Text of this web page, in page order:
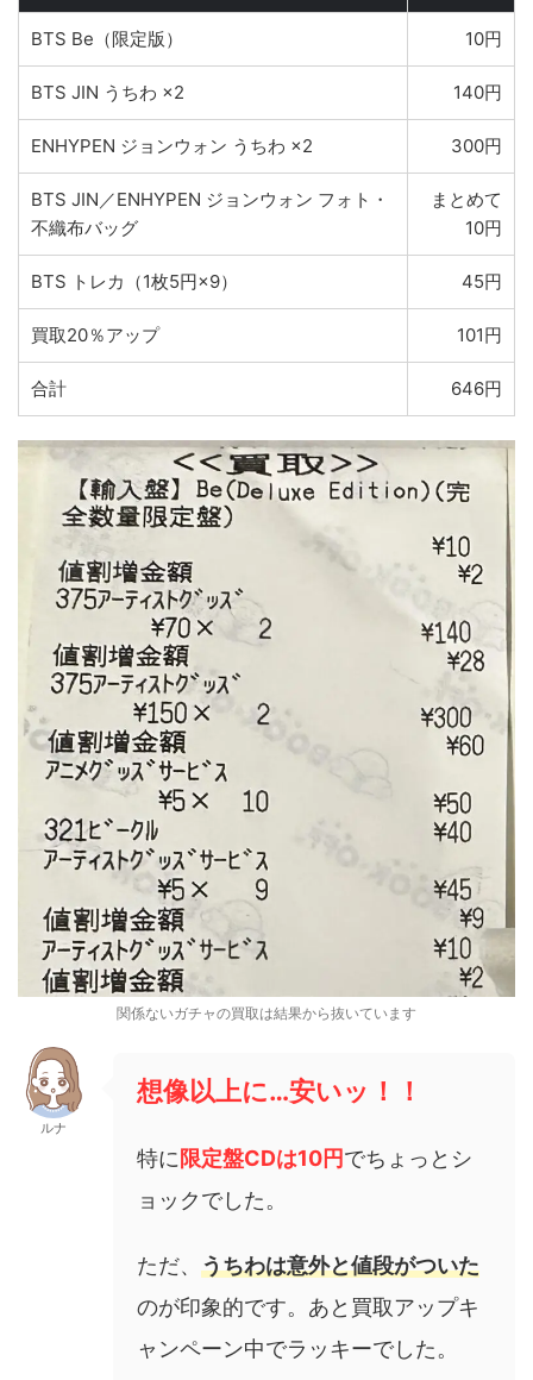
BTS Be（限定版） 10円
BTS JIN うちわ ×2 140円
ENHYPEN ジョンウォン うちわ ×2 300円
BTS JIN／ENHYPEN ジョンウォン フォト・
不織布バッグ
まとめて
10円
BTS トレカ（1枚5円×9） 45円
買取20％アップ 101円
合計 646円
関係ないガチャの買取は結果から抜いています
ルナ
想像以上に…安いッ！！
特に 限定盤CDは10円でちょっとシ
ョックでした。
ただ、 うちわは意外と値段がついた
のが印象的です。あと買取アップキ
ャンペーン中でラッキーでした。